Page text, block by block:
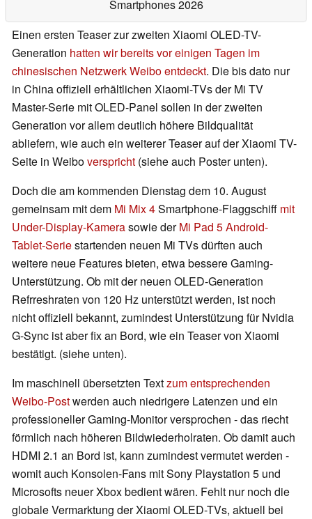
Smartphones 2026
Einen ersten Teaser zur zweiten Xiaomi OLED-TV-
Generation hatten wir bereits vor einigen Tagen im
chinesischen Netzwerk Weibo entdeckt. Die bis dato nur
in China offiziell erhältlichen Xiaomi-TVs der Mi TV
Master-Serie mit OLED-Panel sollen in der zweiten
Generation vor allem deutlich höhere Bildqualität
abliefern, wie auch ein weiterer Teaser auf der Xiaomi TV-
Seite in Weiboverspricht (siehe auch Poster unten).
Doch die am kommenden Dienstag dem 10. August
gemeinsam mit dem Mi Mix 4Smartphone-Flaggschiff mit
Under-Display-Kamerasowie derMi Pad 5 Android-
Tablet-Seriestartenden neuen Mi TVs dürften auch
weitere neue Features bieten, etwa bessere Gaming-
Unterstützung. Ob mit der neuen OLED-Generation
Refrreshraten von 120 Hz unterstützt werden, ist noch
nicht offiziell bekannt, zumindest Unterstützung für Nvidia
G-Sync ist aber fix an Bord, wie ein Teaser von Xiaomi
bestätigt. (siehe unten).
Im maschinell übersetzten Textzum entsprechenden
Weibo-Postwerden auch niedrigere Latenzen und ein
professioneller Gaming-Monitor versprochen - das riecht
förmlich nach höheren Bildwiederholraten. Ob damit auch
HDMI 2.1 an Bord ist, kann zumindest vermutet werden -
womit auch Konsolen-Fans mit Sony Playstation 5 und
Microsofts neuer Xbox bedient wären. Fehlt nur noch die
globale Vermarktung der Xiaomi OLED-TVs, aktuell bei